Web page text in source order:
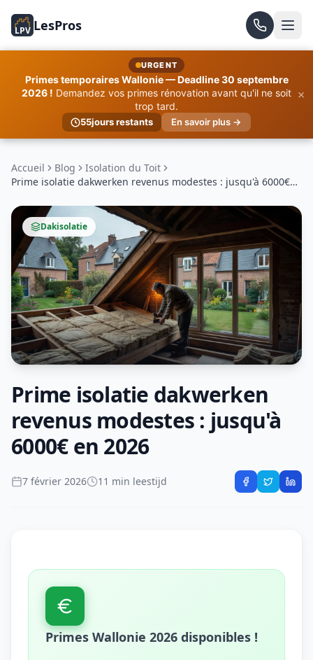
LPV LesPros
URGENT
Primes temporaires Wallonie — Deadline 30 septembre
2026 ! Demandez vos primes rénovation avant qu'il ne soit
trop tard.
55jours restants En savoir plus →
×
Accueil Blog
Isolation du Toit
Prime isolatie dakwerken revenus modestes : jusqu'à 6000€
Dakisolatie
Prime isolatie dakwerken
revenus modestes : jusqu'à
6000€ en 2026
7 février 2026 11 min leestijd
Primes Wallonie 2026 disponibles !